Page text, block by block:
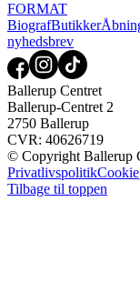
FORMAT
BiografButikker
nyhedsbrev
Ballerup Centret
Ballerup-Centret 2
2750 Ballerup
CVR: 40626719
© Copyright Ballerup
Privatlivspolitik
Tilbage til toppen